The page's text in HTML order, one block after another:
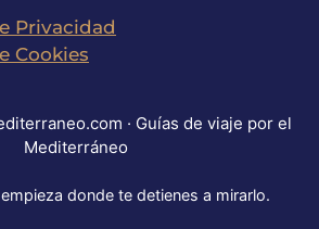
Privacidad
Cookies
· Guías de viaje por el
Mediterráneo
donde te detienes a mirarlo.